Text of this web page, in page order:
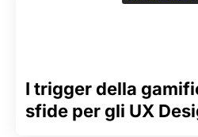
I trigger della
sfide per gli UX